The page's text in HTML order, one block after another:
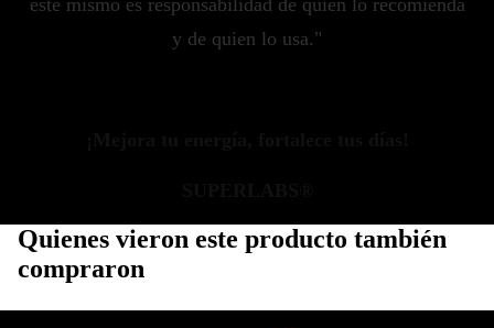
este mismo es responsabilidad de quien lo recomienda
y de quien lo usa."
Quienes vieron este producto también
compraron